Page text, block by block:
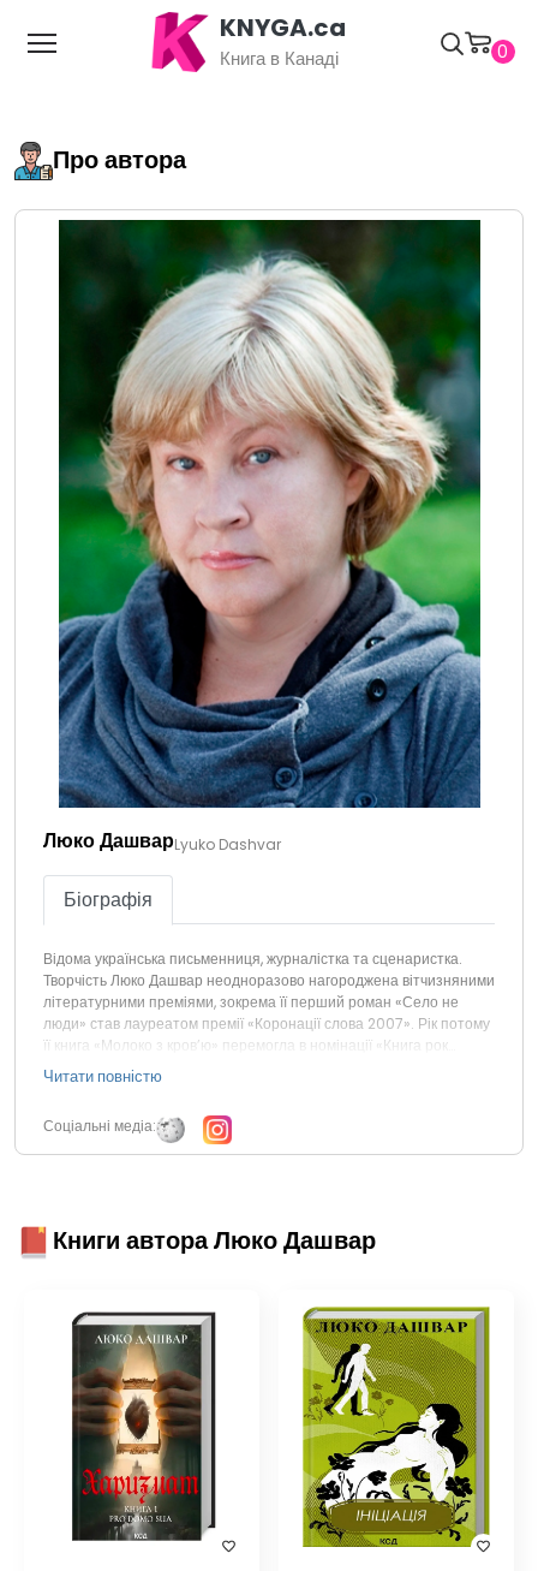
KNYGA.ca
Книга в Канаді 0
Про автора
Люко ДашварLyuko Dashvar
Біографія
Відома українська письменниця, журналістка та сценаристка.
Творчість Люко Дашвар неодноразово нагороджена вітчизняними
літературними преміями, зокрема її перший роман «Село не
люди» став лауреатом премії «Коронації слова 2007». Рік потому
її книга «Молоко з кров’ю» перемогла в номінації «Книга рок…
Читати повністю
Соціальні медіа:
Книги автора Люко Дашвар